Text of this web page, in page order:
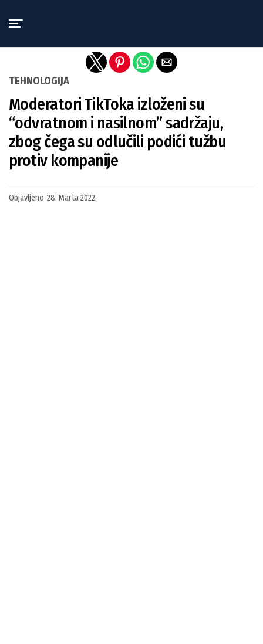
TEHNOLOGIJA
Moderatori TikToka izloženi su
“odvratnom i nasilnom” sadržaju,
zbog čega su odlučili podići tužbu
protiv kompanije
Objavljeno 28. Marta 2022.